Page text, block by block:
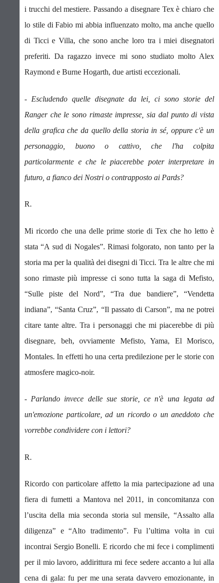
i trucchi del mestiere. Passando a disegnare Tex è chiaro che
lo stile di Fabio mi abbia influenzato molto, ma anche quello
di Ticci e Villa, che sono anche loro tra i miei disegnatori
preferiti. Da ragazzo invece mi sono studiato molto Alex
Raymond e Burne Hogarth, due artisti eccezionali.
- Escludendo quelle disegnate da lei, ci sono storie del
Ranger che le sono rimaste impresse, sia dal punto di vista
della grafica che da quello della storia in sé, oppure c'è un
personaggio, buono o cattivo, che l'ha colpita
particolarmente e che le piacerebbe poter interpretare in
futuro, a fianco dei Nostri o contrapposto ai Pards?
R.
Mi ricordo che una delle prime storie di Tex che ho letto è
stata “A sud di Nogales”. Rimasi folgorato, non tanto per la
storia ma per la qualità dei disegni di Ticci. Tra le altre che mi
sono rimaste più impresse ci sono tutta la saga di Mefisto,
“Sulle piste del Nord”, “Tra due bandiere”, “Vendetta
indiana”, “Santa Cruz”, “Il passato di Carson”, ma ne potrei
citare tante altre. Tra i personaggi che mi piacerebbe di più
disegnare, beh, ovviamente Mefisto, Yama, El Morisco,
Montales. In effetti ho una certa predilezione per le storie con
atmosfere magico-noir.
- Parlando invece delle sue storie, ce n'è una legata ad
un'emozione particolare, ad un ricordo o un aneddoto che
vorrebbe condividere con i lettori?
R.
Ricordo con particolare affetto la mia partecipazione ad una
fiera di fumetti a Mantova nel 2011, in concomitanza con
l’uscita della mia seconda storia sul mensile, “Assalto alla
diligenza” e “Alto tradimento”. Fu l’ultima volta in cui
incontrai Sergio Bonelli. E ricordo che mi fece i complimenti
per il mio lavoro, addirittura mi fece sedere accanto a lui alla
cena di gala: fu per me una serata davvero emozionante, in